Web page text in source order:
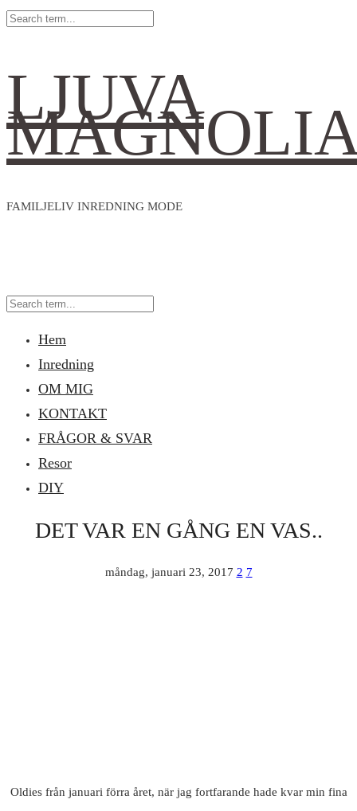
LJUVA
FAMILJELIV INREDNING MODE
Hem
Inredning
OM MIG
KONTAKT
FRÅGOR & SVAR
Resor
DIY
DET VAR EN GÅNG EN VAS..
måndag, januari 23, 2017 2 7
Oldies från januari förra året, när jag fortfarande hade kvar min fina